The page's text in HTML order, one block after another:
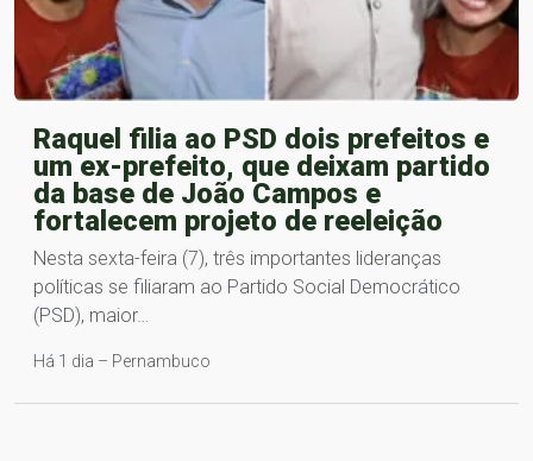
Raquel filia ao PSD dois prefeitos e
um ex-prefeito, que deixam partido
da base de João Campos e
fortalecem projeto de reeleição
Nesta sexta-feira (7), três importantes lideranças
políticas se filiaram ao Partido Social Democrático
(PSD), maior…
Há 1 dia – Pernambuco